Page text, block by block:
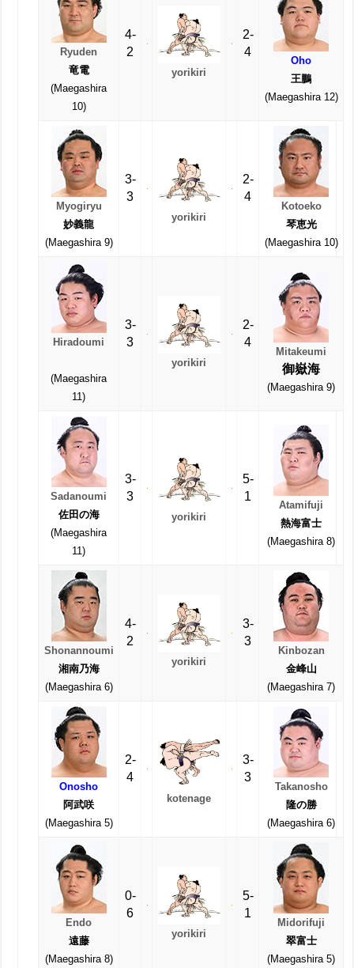
Ryuden
竜電
(Maegashira
10)
4-
2
yorikiri
2-
4
Oho
王鵬
(Maegashira 12)
Myogiryu
妙義龍
(Maegashira 9)
3-
3
yorikiri
2-
4
Kotoeko
琴恵光
(Maegashira 10)
Hiradoumi
(Maegashira
11)
3-
3
yorikiri
2-
4
Mitakeumi
御嶽海
(Maegashira 9)
Sadanoumi
佐田の海
(Maegashira
11)
3-
3
yorikiri
5-
1
Atamifuji
熱海富士
(Maegashira 8)
Shonannoumi
湘南乃海
(Maegashira 6)
4-
2
yorikiri
3-
3
Kinbozan
金峰山
(Maegashira 7)
Onosho
阿武咲
(Maegashira 5)
2-
4
kotenage
3-
3
Takanosho
隆の勝
(Maegashira 6)
Endo
遠藤
(Maegashira 8)
0-
6
yorikiri
5-
1
Midorifuji
翠富士
(Maegashira 5)